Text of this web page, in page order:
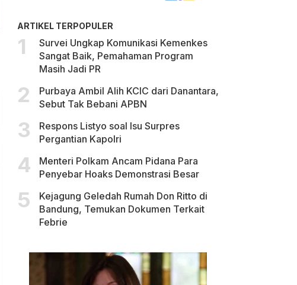
ARTIKEL TERPOPULER
Survei Ungkap Komunikasi Kemenkes
Sangat Baik, Pemahaman Program
Masih Jadi PR
Purbaya Ambil Alih KCIC dari Danantara,
Sebut Tak Bebani APBN
Respons Listyo soal Isu Surpres
Pergantian Kapolri
Menteri Polkam Ancam Pidana Para
Penyebar Hoaks Demonstrasi Besar
Kejagung Geledah Rumah Don Ritto di
Bandung, Temukan Dokumen Terkait
Febrie